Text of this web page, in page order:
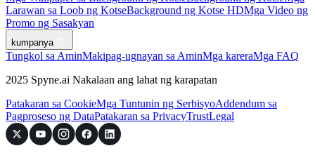
Larawan sa Loob ng KotseBackground ng Kotse HDMga Video ng
Promo ng Sasakyan
kumpanya
Tungkol sa AminMakipag-ugnayan sa AminMga kareraMga FAQ
2025 Spyne.ai Nakalaan ang lahat ng karapatan
Patakaran sa CookieMga Tuntunin ng SerbisyoAddendum sa
Pagproseso ng DataPatakaran sa PrivacyTrustLegal